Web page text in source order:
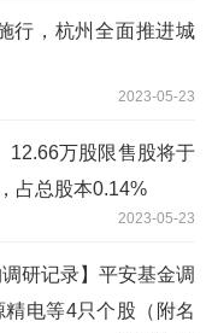
行，杭州全面推进城
2023-05-23
12.66万股限售股将于
占总股本0.14%
2023-05-23
研记录】平安基金调
电等4只个股（附名